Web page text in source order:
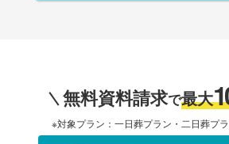
無料資料請求で最大
※対象プラン：一日葬プラン・二日葬プ